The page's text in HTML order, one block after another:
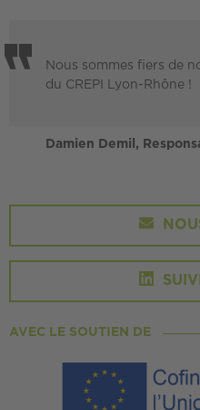
Nous sommes fiers de
du CREPI Lyon-Rhône !
Damien Demil,
AVEC LE SOUTIEN DE